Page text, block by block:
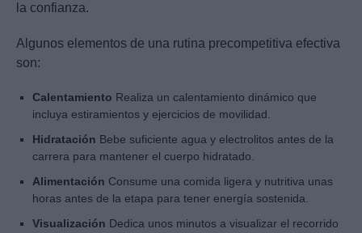
la confianza.
Algunos elementos de una rutina precompetitiva efectiva
son:
Calentamiento Realiza un calentamiento dinámico que
incluya estiramientos y ejercicios de movilidad.
Hidratación Bebe suficiente agua y electrolitos antes de la
carrera para mantener el cuerpo hidratado.
Alimentación Consume una comida ligera y nutritiva unas
horas antes de la etapa para tener energía sostenida.
Visualización Dedica unos minutos a visualizar el recorrido